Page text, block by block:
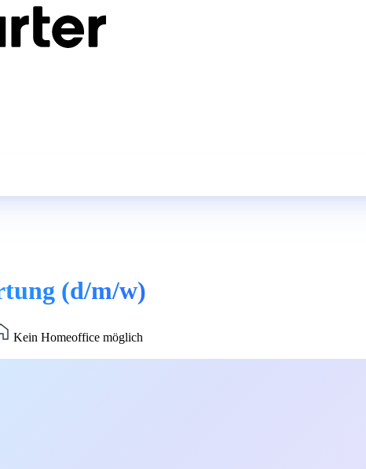
(d/m/w)
Kein Homeoffice möglich